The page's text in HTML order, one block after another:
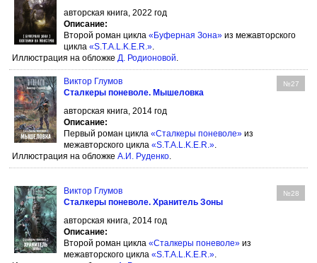
авторская книга, 2022 год
Описание:
Второй роман цикла «Буферная Зона» из межавторского
цикла «S.T.A.L.K.E.R.».
Иллюстрация на обложке Д. Родионовой.
Виктор Глумов №27
Сталкеры поневоле. Мышеловка
авторская книга, 2014 год
Описание:
Первый роман цикла «Сталкеры поневоле» из
межавторского цикла «S.T.A.L.K.E.R.».
Иллюстрация на обложке А.И. Руденко.
Виктор Глумов №28
Сталкеры поневоле. Хранитель Зоны
авторская книга, 2014 год
Описание:
Второй роман цикла «Сталкеры поневоле» из
межавторского цикла «S.T.A.L.K.E.R.».